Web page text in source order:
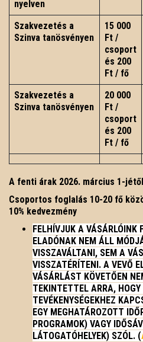
nyelven
Szakvezetés a
Szinva tanösvényen
15 000
Ft /
csoport
és 200
Ft / fő
Szakvezetés a
Szinva tanösvényen
20 000
Ft /
csoport
és 200
Ft / fő
A fenti árak 2026. március 1-
Csoportos foglalás 10-20 fő
10% kedvezmény
FELHÍVJUK A VÁSÁRLÓINK
ELADÓNAK NEM ÁLL
VISSZAVÁLTANI, SEM A
VISSZATÉRÍTENI. A VEVŐ
VÁSÁRLÁST KÖVETŐEN
TEKINTETTEL ARRA,
TEVÉKENYSÉGEKHEZ
EGY MEGHATÁROZOTT
PROGRAMOK) VAGY
LÁTOGATÓHELYEK) SZÓL. (